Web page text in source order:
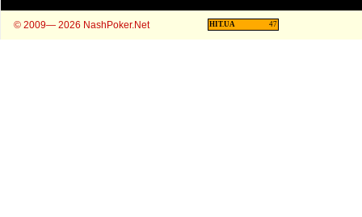
© 2009— 2026 NashPoker.Net HIT.UA 47